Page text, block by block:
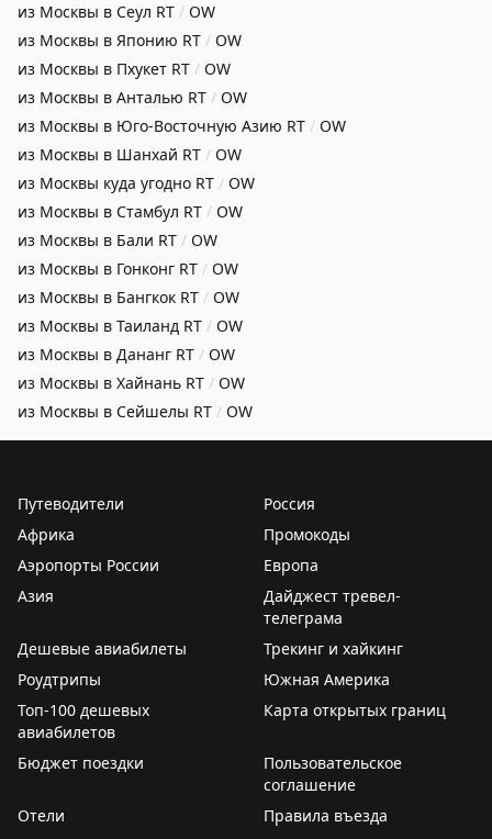
из Москвы в Сеул RT / OW
из Москвы в Японию RT / OW
из Москвы в Пхукет RT / OW
из Москвы в Анталью RT / OW
из Москвы в Юго-Восточную Азию RT / OW
из Москвы в Шанхай RT / OW
из Москвы куда угодно RT / OW
из Москвы в Стамбул RT / OW
из Москвы в Бали RT / OW
из Москвы в Гонконг RT / OW
из Москвы в Бангкок RT / OW
из Москвы в Таиланд RT / OW
из Москвы в Дананг RT / OW
из Москвы в Хайнань RT / OW
из Москвы в Сейшелы RT / OW
Путеводители
Россия
Африка
Промокоды
Аэропорты России
Европа
Азия
Дайджест тревел-
телеграма
Дешевые авиабилеты
Трекинг и хайкинг
Роудтрипы
Южная Америка
Топ-100 дешевых
авиабилетов
Карта открытых границ
Бюджет поездки
Пользовательское
соглашение
Отели
Правила въезда